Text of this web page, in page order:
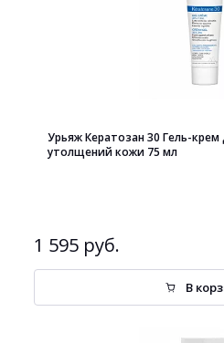
Урьяж Кератозан 30 Гель-
утолщений кожи 75 мл
1 595 руб.
В